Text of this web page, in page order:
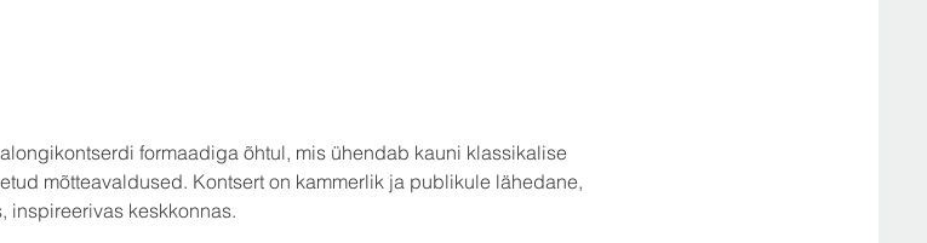
formaadiga õhtul, mis ühendab kauni klassikalise
mõtteavaldused. Kontsert on kammerlik ja publikule lähedane,
inspireerivas keskkonnas.